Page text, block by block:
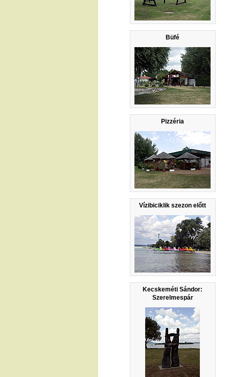
Büfé
Pizzéria
Vízibiciklik szezon előtt
Kecskeméti Sándor:
Szerelmespár